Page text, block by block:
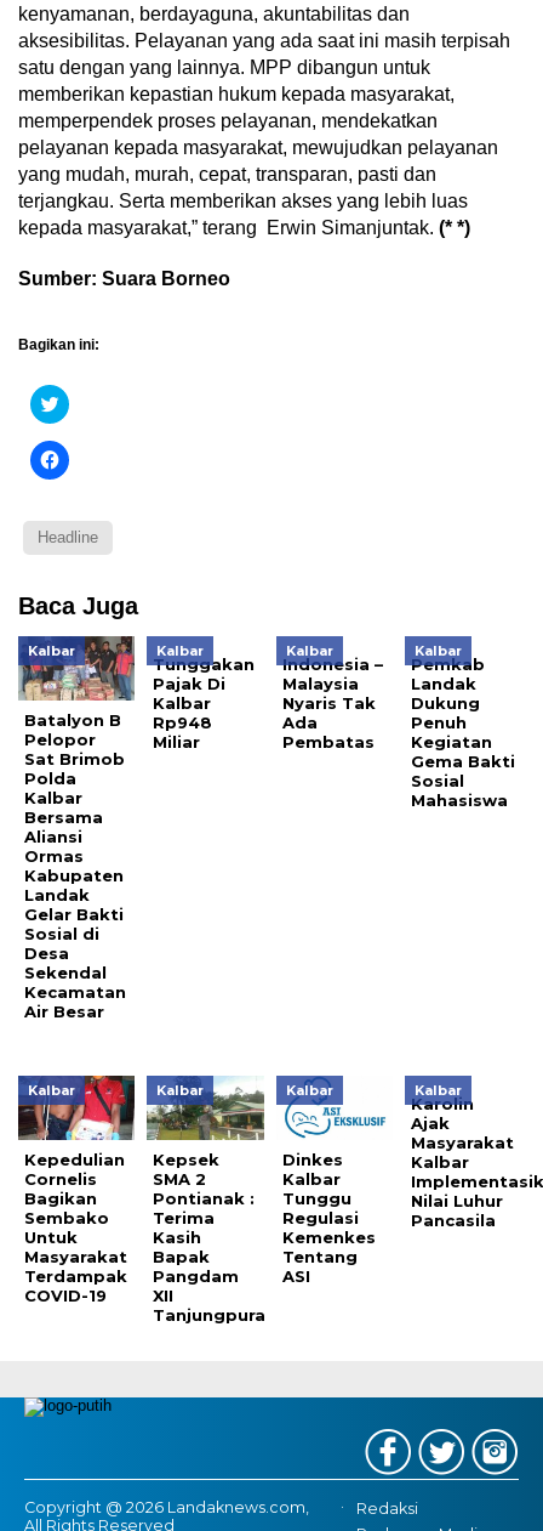
kenyamanan, berdayaguna, akuntabilitas dan
aksesibilitas. Pelayanan yang ada saat ini masih terpisah
satu dengan yang lainnya. MPP dibangun untuk
memberikan kepastian hukum kepada masyarakat,
memperpendek proses pelayanan, mendekatkan
pelayanan kepada masyarakat, mewujudkan pelayanan
yang mudah, murah, cepat, transparan, pasti dan
terjangkau. Serta memberikan akses yang lebih luas
kepada masyarakat,” terang Erwin Simanjuntak. (* *)
Sumber: Suara Borneo
Bagikan ini:
Klik
untuk
pada
Twitter(Membuka
di
baru)
Klik
untuk
Facebook(Membuka
di
jendela
Headline
Baca Juga
Kalbar
Batalyon B
Pelopor
Sat Brimob
Polda
Kalbar
Bersama
Aliansi
Ormas
Kabupaten
Landak
Gelar Bakti
Sosial di
Desa
Sekendal
Kecamatan
Air Besar
Kalbar
Tunggakan
Pajak Di
Kalbar
Rp948
Miliar
Kalbar
Indonesia –
Malaysia
Nyaris Tak
Ada
Pembatas
Kalbar
Pemkab
Landak
Dukung
Penuh
Kegiatan
Gema Bakti
Sosial
Mahasiswa
Kalbar
Kepedulian
Cornelis
Bagikan
Sembako
Untuk
Masyarakat
Terdampak
COVID-19
Kalbar
Kepsek
SMA 2
Pontianak :
Terima
Kasih
Bapak
Pangdam
XII
Tanjungpura
Kalbar
Dinkes
Kalbar
Tunggu
Regulasi
Kemenkes
Tentang
ASI
Kalbar
Karolin
Ajak
Masyarakat
Kalbar
Nilai Luhur
Pancasila
Copyright @ 2026 Landaknews.com,
All Rights Reserved
Redaksi